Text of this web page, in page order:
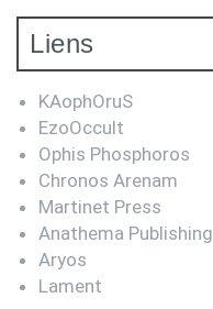
Liens
KAophOruS
EzoOccult
Ophis Phosphoros
Chronos Arenam
Martinet Press
Anathema Publishing
Aryos
Lament